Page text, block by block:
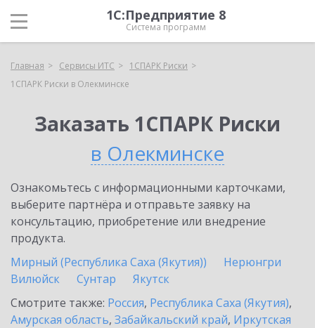
1С:Предприятие 8
Система программ
Главная Сервисы ИТС
1СПАРК Риски
1СПАРК Риски в Олекминске
Заказать 1СПАРК Риски
в Олекминске
Ознакомьтесь с информационными карточками,
выберите партнёра и отправьте заявку на
консультацию, приобретение или внедрение
продукта.
Мирный (Республика Саха (Якутия))
Нерюнгри
Вилюйск
Сунтар
Якутск
Смотрите также: Россия, Республика Саха (Якутия),
Амурская область, Забайкальский край, Иркутская